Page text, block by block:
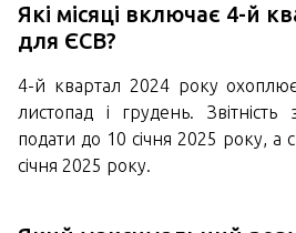
Які місяці включає 4-й
для ЄСВ?
4-й квартал 2024 року
листопад і грудень. Звітність
подати до 10 січня 2025 року, а
січня 2025 року.